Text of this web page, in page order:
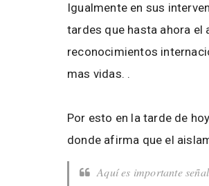
Igualmente en sus
tardes que hasta ahora
reconocimientos
mas vidas. .
Por esto en la tarde de
donde afirma que el
Aquí es importante